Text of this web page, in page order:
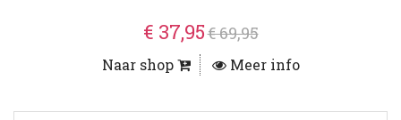
€ 37,95€ 69,95
Naar shop Meer info